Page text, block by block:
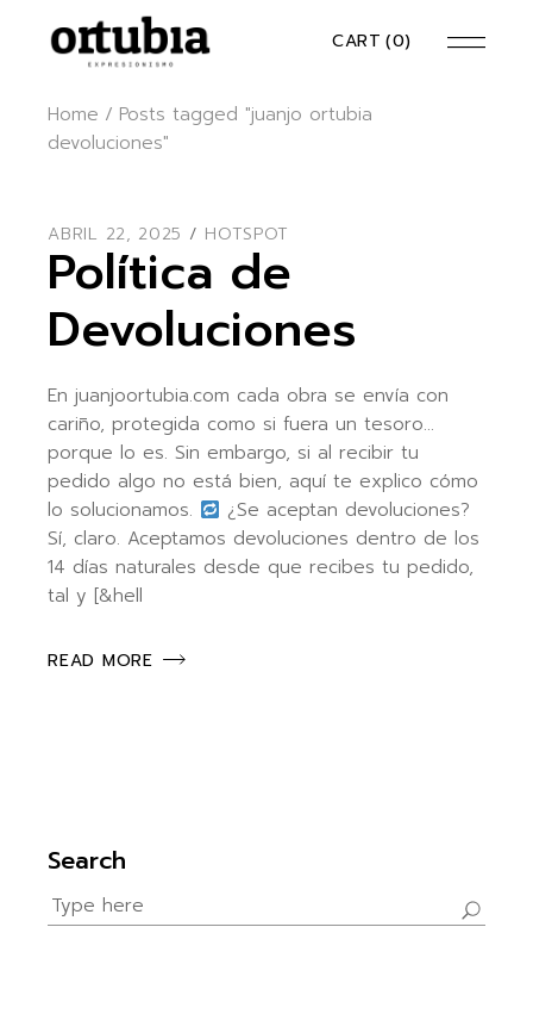
content
CART (0)
Home
Posts tagged "juanjo ortubia
devoluciones"
ABRIL 22, 2025 HOTSPOT
Política de
Devoluciones
En juanjoortubia.com cada obra se envía con
cariño, protegida como si fuera un tesoro…
porque lo es. Sin embargo, si al recibir tu
pedido algo no está bien, aquí te explico cómo
lo solucionamos.
¿Se aceptan devoluciones?
Sí, claro. Aceptamos devoluciones dentro de los
14 días naturales desde que recibes tu pedido,
tal y [&hell
READ MORE
Search
Search
for: